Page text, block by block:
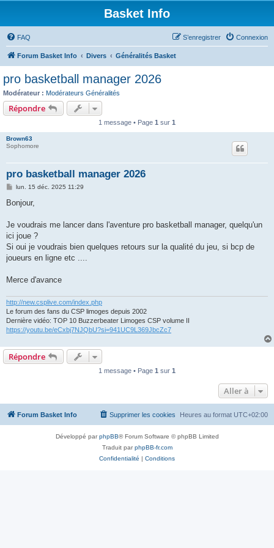
Basket Info
FAQ Connexion
S’enregistrer
Forum Basket Info Divers Généralités Basket
pro basketball manager 2026
Modérateur : Modérateurs Généralités
Répondre
1 message • Page 1 sur 1
Brown63
Sophomore
pro basketball manager 2026
M
s
g
lun. 15 déc. 2025 11:29
Bonjour,
Je voudrais me lancer dans l'aventure pro basketball manager, quelqu'un
ici joue ?
Si oui je voudrais bien quelques retours sur la qualité du jeu, si bcp de
joueurs en ligne etc ....
Merce d'avance
http://new.csplive.com/index.php
Le forum des fans du CSP limoges depuis 2002
Dernière vidéo: TOP 10 Buzzerbeater Limoges CSP volume II
https://youtu.be/eCxbj7NJQbU?si=941UC9L369JbcZc7
Répondre
1 message • Page 1 sur 1
Aller à
Forum Basket Info Heures au format UTC+02:00
Supprimer les cookies
Développé parphpBB® Forum Software © phpBB Limited
Traduit parphpBB-fr.com
Confidentialité | Conditions